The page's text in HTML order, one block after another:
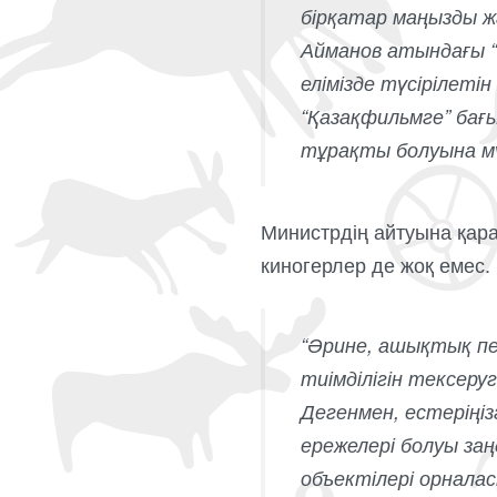
бірқатар маңызды
Айманов атындағы
елімізде
“Қазақфильмге”
тұрақты болуына
Министрдің айтуына
киногерлер де жоқ емес.
“Әрине, ашықтық
тиімділігін
Дегенмен,
ережелері болуы
объектілері